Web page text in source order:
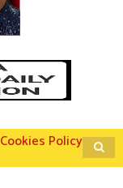
Cookies Policy